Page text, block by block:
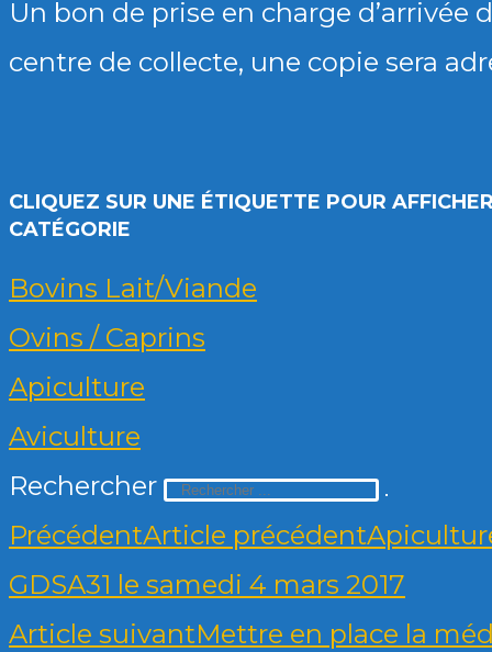
Un bon de prise en charge
centre de collecte, une copie sera
CLIQUEZ SUR UNE ÉTIQUETTE POUR
CATÉGORIE
Bovins Lait/Viande
Ovins / Caprins
Apiculture
Aviculture
Rechercher
PrécédentArticle précédent
GDSA31 le samedi 4 mars 2017
Article suivantMettre en place la